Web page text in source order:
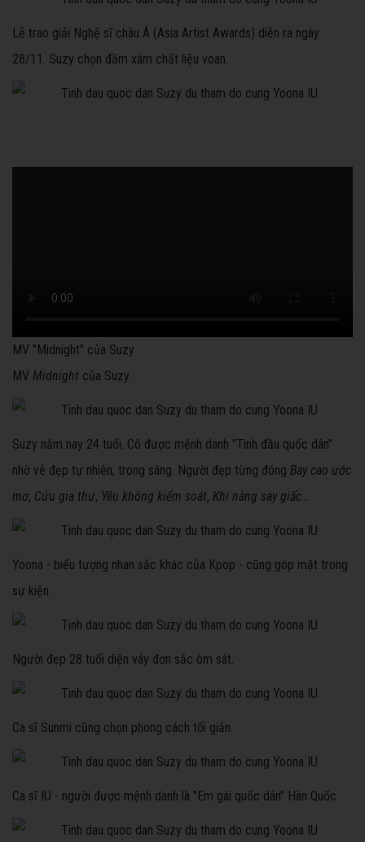
Lễ trao giải Nghệ sĩ châu Á (Asia Artist Awards) diễn ra ngày
28/11. Suzy chọn đầm xám chất liệu voan.
MV "Midnight" của Suzy
MV Midnight của Suzy.
Suzy năm nay 24 tuổi. Cô được mệnh danh "Tình đầu quốc dân"
nhờ vẻ đẹp tự nhiên, trong sáng. Người đẹp từng đóng Bay cao ước
mơ, Cửu gia thư, Yêu không kiểm soát, Khi nàng say giấc...
Yoona - biểu tượng nhan sắc khác của Kpop - cũng góp mặt trong
sự kiện.
Người đẹp 28 tuổi diện váy đơn sắc ôm sát.
Ca sĩ Sunmi cũng chọn phong cách tối giản.
Ca sĩ IU - người được mệnh danh là "Em gái quốc dân" Hàn Quốc.